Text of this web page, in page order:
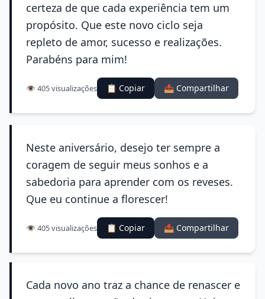
certeza de que cada experiência tem um
propósito. Que este novo ciclo seja
repleto de amor, sucesso e realizações.
Parabéns para mim!
👁️ 405 visualizações 📋 Copiar 📤 Compartilhar
Neste aniversário, desejo ter sempre a
coragem de seguir meus sonhos e a
sabedoria para aprender com os reveses.
Que eu continue a florescer!
👁️ 405 visualizações 📋 Copiar 📤 Compartilhar
Cada novo ano traz a chance de renascer e